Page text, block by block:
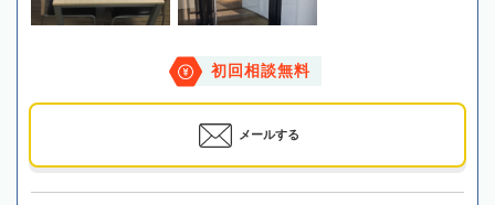
初回相談無料
メールする